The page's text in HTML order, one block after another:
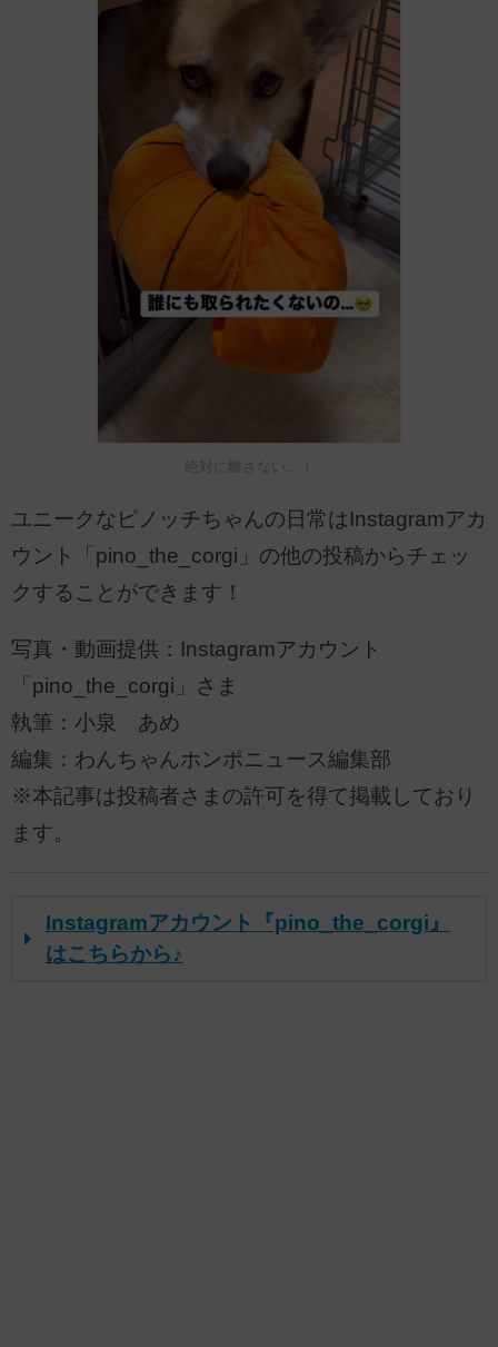
絶対に離さない…！
ユニークなピノッチちゃんの日常はInstagramアカ
ウント「pino_the_corgi」の他の投稿からチェッ
クすることができます！
写真・動画提供：Instagramアカウント
「pino_the_corgi」さま
執筆：小泉 あめ
編集：わんちゃんホンポニュース編集部
※本記事は投稿者さまの許可を得て掲載しており
ます。
Instagramアカウント『pino_the_corgi』
はこちらから♪